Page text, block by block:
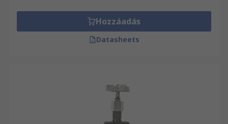
Hozzáadás
Datasheets